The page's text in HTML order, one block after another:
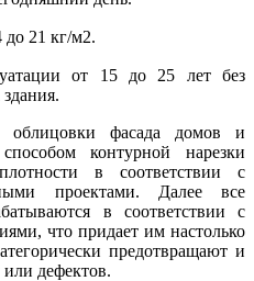
21 кг/м2.
от 15 до 25 лет без
облицовки фасада домов и
контурной нарезки
в соответствии с
проектами. Далее все
в соответствии с
что придает им настолько
предотвращают и
дефектов.